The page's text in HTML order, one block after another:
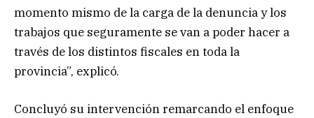
momento mismo de la carga de la denuncia y los
trabajos que seguramente se van a poder hacer a
través de los distintos fiscales en toda la
provincia”, explicó.
Concluyó su intervención remarcando el enfoque